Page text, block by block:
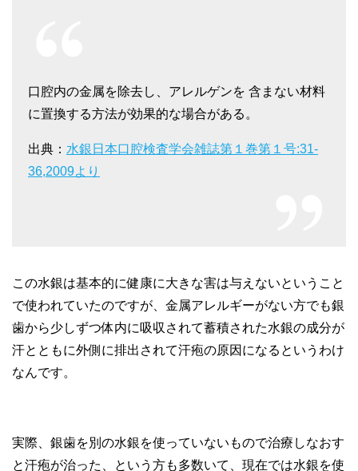
口腔内の金属を除去し、アレルゲンを 含まない材料
に置換する方法が効果的な場合がある。
出典： 水銀日本口腔検査学会雑誌第１巻第１号:31-
36,2009より
この水銀は基本的に健康に大きな害は与えないということ
で使われていたのですが、金属アレルギーがない方でも銀
歯から少しずつ体内に吸収されて蓄積された水銀の成分が
汗とともに外側に排出されて汗疱の原因になるというわけ
なんです。
実際、銀歯を別の水銀を使っていないもので治療しなおす
と汗疱が治った、という方も多数いて、現在では水銀を使